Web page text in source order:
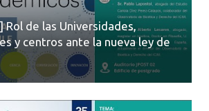
Rol de las Universidades,
y centros ante la nueva ley de